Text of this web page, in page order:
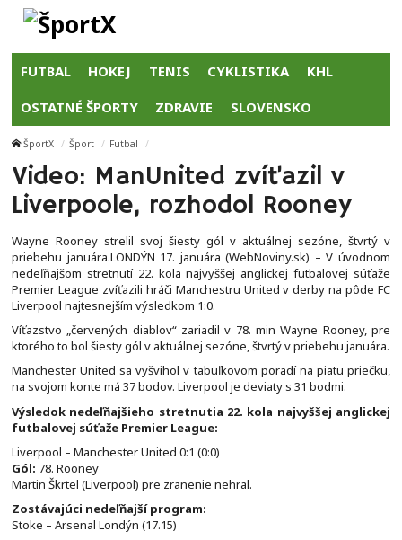
FUTBAL HOKEJ TENIS CYKLISTIKA KHL
OSTATNÉ ŠPORTY ZDRAVIE SLOVENSKO
ŠportX Šport Futbal
Video: ManUnited zvíťazil v
Liverpoole, rozhodol Rooney
Wayne Rooney strelil svoj šiesty gól v aktuálnej sezóne, štvrtý v
priebehu januára.LONDÝN 17. januára (WebNoviny.sk) – V úvodnom
nedeľňajšom stretnutí 22. kola najvyššej anglickej futbalovej súťaže
Premier League zvíťazili hráči Manchestru United v derby na pôde FC
Liverpool najtesnejším výsledkom 1:0.
Víťazstvo „červených diablov“ zariadil v 78. min Wayne Rooney, pre
ktorého to bol šiesty gól v aktuálnej sezóne, štvrtý v priebehu januára.
Manchester United sa vyšvihol v tabuľkovom poradí na piatu priečku,
na svojom konte má 37 bodov. Liverpool je deviaty s 31 bodmi.
Výsledok nedeľňajšieho stretnutia 22. kola najvyššej anglickej
futbalovej súťaže Premier League:
Liverpool – Manchester United 0:1 (0:0)
Gól: 78. Rooney
Martin Škrtel (Liverpool) pre zranenie nehral.
Zostávajúci nedeľňajší program:
Stoke – Arsenal Londýn (17.15)